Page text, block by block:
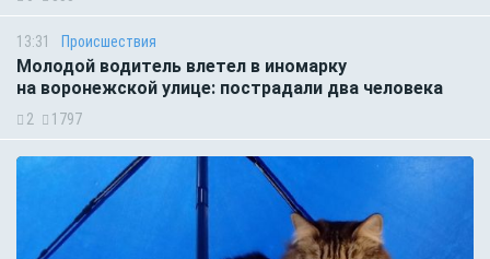
13:31 Происшествия
Молодой водитель влетел в иномарку
на воронежской улице: пострадали два человека
2 1797